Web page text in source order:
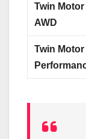
Twin Motor
AWD
Twin Motor